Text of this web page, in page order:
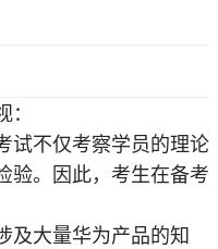
试不仅考察学员的理论
验。因此，考生在备考
及大量华为产品的知